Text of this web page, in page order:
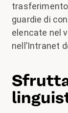
guardie di
elencate nel
nell’Intranet